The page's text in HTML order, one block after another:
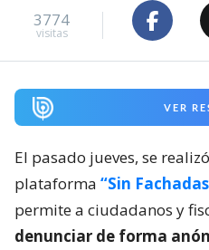
3774
visitas
VER
El pasado jueves, se
plataforma “Sin
permite a ciudadanos y
denunciar de forma